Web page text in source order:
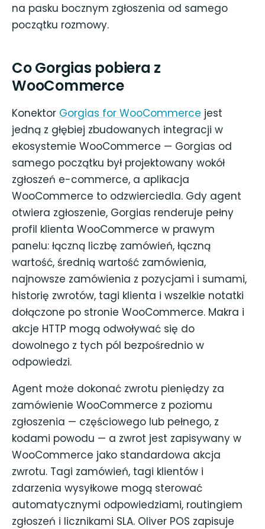
na pasku bocznym zgłoszenia od samego
początku rozmowy.
Co Gorgias pobiera z
WooCommerce
Konektor Gorgias for WooCommerce jest
jedną z głębiej zbudowanych integracji w
ekosystemie WooCommerce — Gorgias od
samego początku był projektowany wokół
zgłoszeń e-commerce, a aplikacja
WooCommerce to odzwierciedla. Gdy agent
otwiera zgłoszenie, Gorgias renderuje pełny
profil klienta WooCommerce w prawym
panelu: łączną liczbę zamówień, łączną
wartość, średnią wartość zamówienia,
najnowsze zamówienia z pozycjami i sumami,
historię zwrotów, tagi klienta i wszelkie notatki
dołączone po stronie WooCommerce. Makra i
akcje HTTP mogą odwoływać się do
dowolnego z tych pól bezpośrednio w
odpowiedzi.
Agent może dokonać zwrotu pieniędzy za
zamówienie WooCommerce z poziomu
zgłoszenia — częściowego lub pełnego, z
kodami powodu — a zwrot jest zapisywany w
WooCommerce jako standardowa akcja
zwrotu. Tagi zamówień, tagi klientów i
zdarzenia wysyłkowe mogą sterować
automatycznymi odpowiedziami, routingiem
zgłoszeń i licznikami SLA. Oliver POS zapisuje